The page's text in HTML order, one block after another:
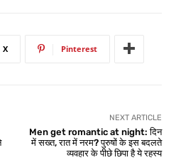
X Pinterest
NEXT ARTICLE
Men get romantic at night: दिन
में सख्त, रात में नरम? पुरुषों के इस बदलते
व्यवहार के पीछे छिपा है ये रहस्य